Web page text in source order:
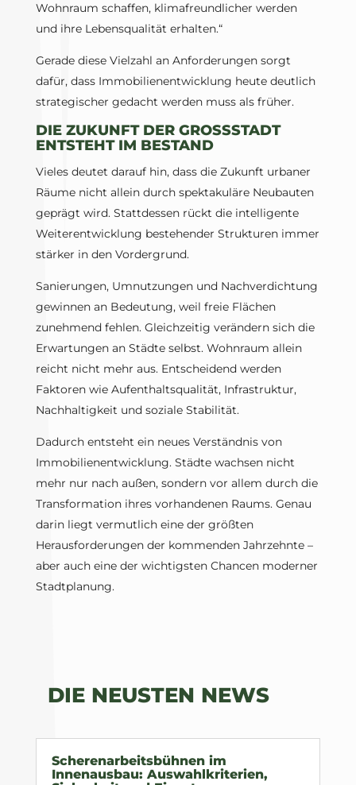
Wohnraum schaffen, klimafreundlicher werden
und ihre Lebensqualität erhalten.“
Gerade diese Vielzahl an Anforderungen sorgt
dafür, dass Immobilienentwicklung heute deutlich
strategischer gedacht werden muss als früher.
DIE ZUKUNFT DER GROSSSTADT E
NTSTEHT IM BESTAND
Vieles deutet darauf hin, dass die Zukunft urbaner
Räume nicht allein durch spektakuläre Neubauten
geprägt wird. Stattdessen rückt die intelligente
Weiterentwicklung bestehender Strukturen immer
stärker in den Vordergrund.
Sanierungen, Umnutzungen und Nachverdichtung
gewinnen an Bedeutung, weil freie Flächen
zunehmend fehlen. Gleichzeitig verändern sich die
Erwartungen an Städte selbst. Wohnraum allein
reicht nicht mehr aus. Entscheidend werden
Faktoren wie Aufenthaltsqualität, Infrastruktur,
Nachhaltigkeit und soziale Stabilität.
Dadurch entsteht ein neues Verständnis von
Immobilienentwicklung. Städte wachsen nicht
mehr nur nach außen, sondern vor allem durch die
Transformation ihres vorhandenen Raums. Genau
darin liegt vermutlich eine der größten
Herausforderungen der kommenden Jahrzehnte –
aber auch eine der wichtigsten Chancen moderner
Stadtplanung.
DIE NEUSTEN NEWS
Scherenarbeitsbühnen im
Innenausbau: Auswahlkriterien,